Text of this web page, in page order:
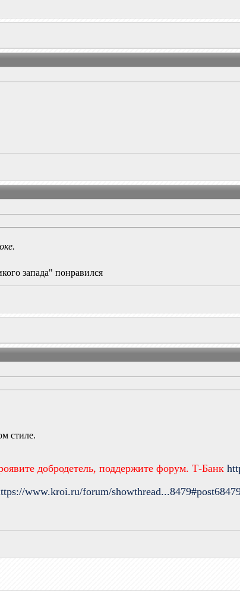
запада" понравился
стиле.
добродетель, поддержите форум. Т-Банк
www.kroi.ru/forum/